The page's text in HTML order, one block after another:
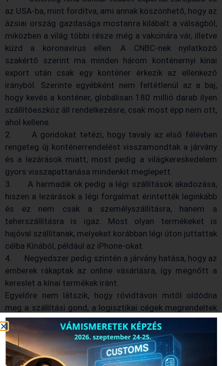
az USA-ba, mint fordítva, ami annak köszönhető, hogy az
ázsiai ország gazdasága mostanra kilábalt a válságból,
miközben a világ többi része még a vakcinára vár, illetve
küzd a koronavírus ellen. A CNBC-nek nyilatkozó
szakértő szerint ma minden három konténernyi kínai
export után csak egy konténer érkezik az ellenkező
irányból. Szerinte egyébként nem feltétlenül az a baj,
hogy kevés a konténer, globálisan 180 millió darab ilyen
szállítóeszköz áll rendelkezésre, csak most épp nem ott,
ahol kellene.
2. A gondokat tetézi, hogy tavaly az első félévben
rengeteg új konténerrendelést visszamondtak a járvány
és a lezárások miatt, most pedig a világkereskedelem
gyors visszapattanása mindenkit meglepett.
3. A harmadik ok pedig a légi szállítások akadozása,
hiszen a lezárások a légi forgalmat érintették leginkább
és ez nem csak a személyszállításra, hanem a
teherszállításra is igaz. Most olyan termékeket is
hajóval szállítanak, melyeket korábban légi úton juttattak
célba Kínából, például az iPhone-okat.
4. Negyedszer pedig szintén a járvány hatása, hogy az
emberek rákaptak az online vásárlásra, így megnőtt a
kereslet a kínai termékek iránt.
Egyelőre nem látszik, hogy rövidtávon mitől oldódna
meg a szállítási gond, a logisztikai cégek megrendeltek
ugyan rengeteg új konténert, de idő kell, mire azok
elkészülnek. Egy tavaly negyedik negyedéves
elemzésben a Shanghai International Shipping Research
Centre azt jósolta, hogy még hónapokig tarthat a krízis